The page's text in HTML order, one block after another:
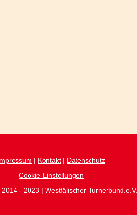
| Kontakt | Datenschutz
Cookie-Einstellungen
- 2023 | Westfälischer Turnerbund.e.V.